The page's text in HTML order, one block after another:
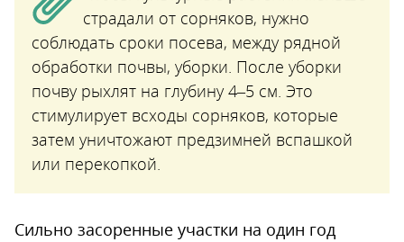
страдали от сорняков, нужно
соблюдать сроки посева, между рядной
обработки почвы, уборки. После уборки
почву рыхлят на глубину 4–5 см. Это
стимулирует всходы сорняков, которые
затем уничтожают предзимней вспашкой
или перекопкой.
Сильно засоренные участки на один год